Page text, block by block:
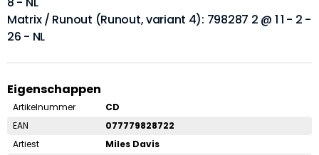
Matrix / Runout (Runout, variant 4): 798287 2 @ 1 1 - 2 -
26 - NL
Eigenschappen
Artikelnummer
CD
EAN
077779828722
Artiest
Miles Davis